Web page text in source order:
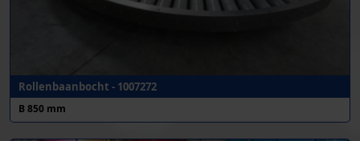
Rollenbaanbocht - 1007272
B 850 mm